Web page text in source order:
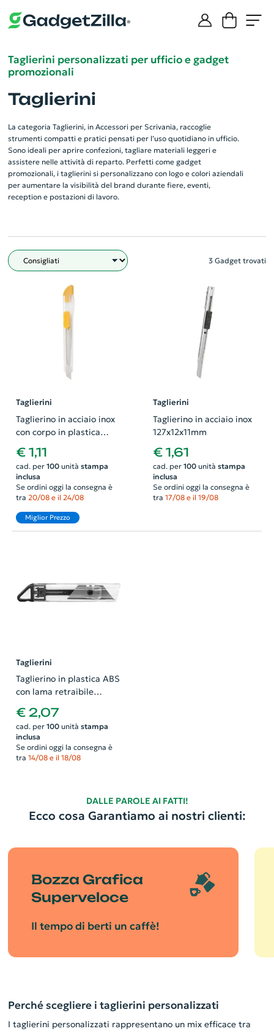
Taglierini personalizzati per ufficio e gadget
promozionali
Taglierini
La categoria Taglierini, in Accessori per Scrivania, raccoglie
strumenti compatti e pratici pensati per l’uso quotidiano in ufficio.
Sono ideali per aprire confezioni, tagliare materiali leggeri e
assistere nelle attività di reparto. Perfetti come gadget
promozionali, i taglierini si personalizzano con logo e colori aziendali
per aumentare la visibilità del brand durante fiere, eventi,
reception e postazioni di lavoro.
Filtro 3 Gadget trovati
Taglierini
Taglierino in acciaio inox
con corpo in plastica
133x20x11mm
€ 1,11
cad. per 100unità stampa
inclusa
Se ordini oggi la consegna è
tra 20/08 e il 24/08
Miglior Prezzo
Taglierini
Taglierino in acciaio inox
127x12x11mm
€ 1,61
cad. per 100unità stampa
inclusa
Se ordini oggi la consegna è
tra 17/08 e il 19/08
Taglierini
Taglierino in plastica ABS
con lama retraibile
€ 2,07
cad. per 100unità stampa
inclusa
Se ordini oggi la consegna è
tra 14/08 e il 18/08
DALLE PAROLE AI FATTI!
Ecco cosa Garantiamo ai nostri clienti:
Bozza Grafica
Superveloce
Il tempo di berti un caffè!
Perché scegliere i taglierini personalizzati
I taglierini personalizzati rappresentano un mix efficace tra